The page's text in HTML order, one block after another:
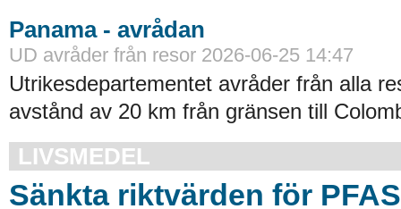
Panama - avrådan
UD avråder från resor 2026-06-25 14:47
Utrikesdepartementet avråder från alla
avstånd av 20 km från gränsen till
LIVSMEDEL
Sänkta riktvärden för